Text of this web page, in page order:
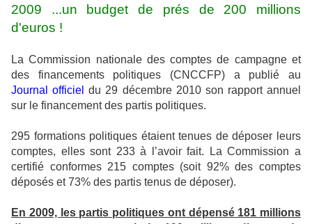
2009 ...un budget de prés de 200 millions
d'euros !
La Commission nationale des comptes de campagne et
des financements politiques (CNCCFP) a publié au
Journal officiel du 29 décembre 2010 son rapport annuel
sur le financement des partis politiques.
295 formations politiques étaient tenues de déposer leurs
comptes, elles sont 233 à l’avoir fait. La Commission a
certifié conformes 215 comptes (soit 92% des comptes
déposés et 73% des partis tenus de déposer).
En 2009, les partis politiques ont dépensé 181 millions